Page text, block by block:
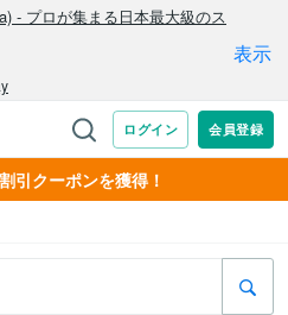
引クーポンを獲得！